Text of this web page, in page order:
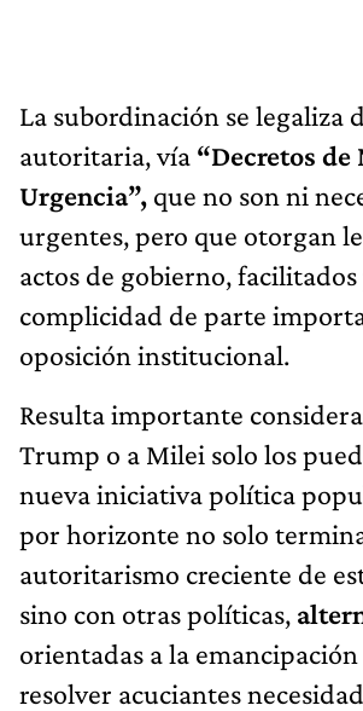
La subordinación se legaliza
autoritaria, vía “Decretos de
Urgencia”, que no son ni
urgentes, pero que otorgan
actos de gobierno,
complicidad de parte
oposición institucional.
Resulta importante
Trump o a Milei solo los
nueva iniciativa política
por horizonte no solo
autoritarismo creciente de
sino con otras políticas,
orientadas a la emancipación
resolver acuciantes